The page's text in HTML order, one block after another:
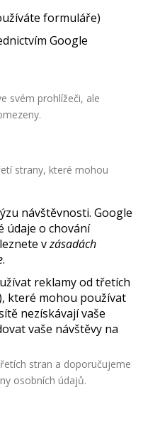
formuláře)
Google
svém prohlížeči, ale
strany, které mohou
návštěvnosti. Google
údaje o chování
vzásadách
.
reklamy od třetích
které mohou používat
nezískávají vaše
vaše návštěvy na
stran a doporučujeme
osobních údajů.